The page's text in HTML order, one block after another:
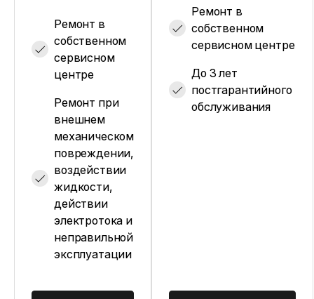
Ремонт в
собственном
сервисном
центре
Ремонт при
внешнем
механическом
повреждении,
воздействии
жидкости,
действии
электротока и
неправильной
эксплуатации
Ремонт в
собственном
сервисном центре
До 3 лет
постгарантийного
обслуживания